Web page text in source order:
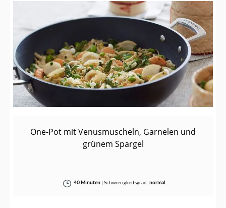
One-Pot mit Venusmuscheln, Garnelen und
grünem Spargel
40 Minuten| Schwierigkeitsgrad: normal